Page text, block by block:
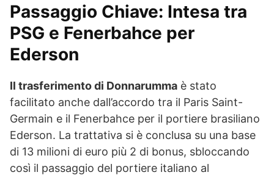
Passaggio Chiave: Intesa tra
PSG e Fenerbahce per
Ederson
Il trasferimento di Donnarumma è stato
facilitato anche dall’accordo tra il Paris Saint-
Germain e il Fenerbahce per il portiere brasiliano
Ederson. La trattativa si è conclusa su una base
di 13 milioni di euro più 2 di bonus, sbloccando
così il passaggio del portiere italiano al